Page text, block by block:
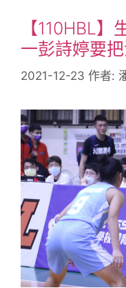
【110HBL
一彭詩婷要
2021-12-23 作者: